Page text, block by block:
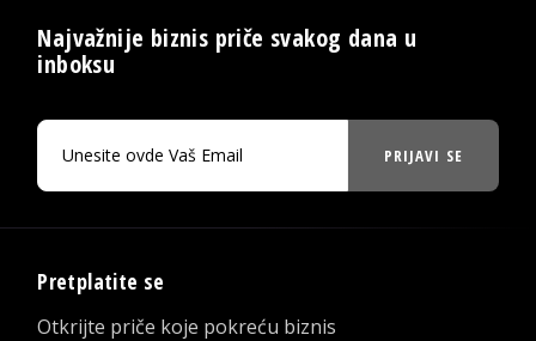
Najvažnije biznis priče svakog dana u
inboksu
PRIJAVI SE
Pretplatite se
Otkrijte priče koje pokreću biznis